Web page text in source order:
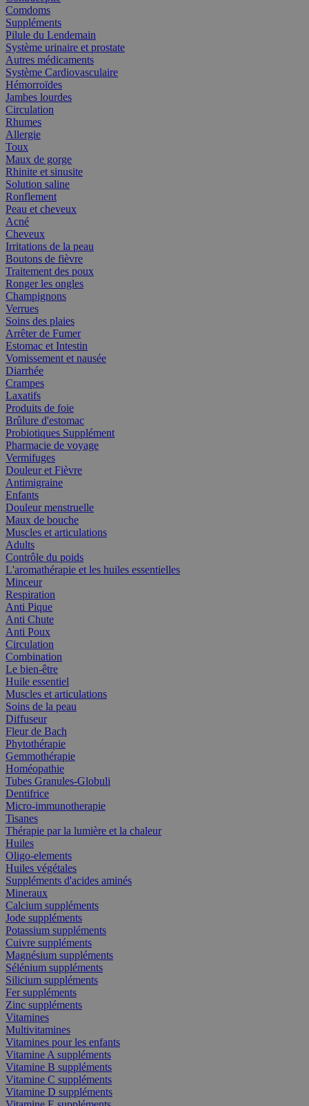
Comdoms
Suppléments
Pilule du Lendemain
Système urinaire et prostate
Autres médicaments
Système Cardiovasculaire
Hémorroïdes
Jambes lourdes
Circulation
Rhumes
Allergie
Toux
Maux de gorge
Rhinite et sinusite
Solution saline
Ronflement
Peau et cheveux
Acné
Cheveux
Irritations de la peau
Boutons de fièvre
Traitement des poux
Ronger les ongles
Champignons
Verrues
Soins des plaies
Arrêter de Fumer
Estomac et Intestin
Vomissement et nausée
Diarrhée
Crampes
Laxatifs
Produits de foie
Brûlure d'estomac
Probiotiques Supplément
Pharmacie de voyage
Vermifuges
Douleur et Fièvre
Antimigraine
Enfants
Douleur menstruelle
Maux de bouche
Muscles et articulations
Adults
Contrôle du poids
L'aromathérapie et les huiles essentielles
Minceur
Respiration
Anti Pique
Anti Chute
Anti Poux
Circulation
Combination
Le bien-être
Huile essentiel
Muscles et articulations
Soins de la peau
Diffuseur
Fleur de Bach
Phytothérapie
Gemmothérapie
Homéopathie
Tubes Granules-Globuli
Dentifrice
Micro-immunotherapie
Tisanes
Thérapie par la lumière et la chaleur
Huiles
Oligo-elements
Huiles végétales
Suppléments d'acides aminés
Mineraux
Calcium suppléments
Jode suppléments
Potassium suppléments
Cuivre suppléments
Magnésium suppléments
Sélénium suppléments
Silicium suppléments
Fer suppléments
Zinc suppléments
Vitamines
Multivitamines
Vitamines pour les enfants
Vitamine A suppléments
Vitamine B suppléments
Vitamine C suppléments
Vitamine D suppléments